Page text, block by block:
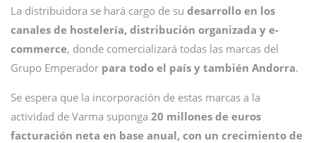
La distribuidora se hará cargo de su desarrollo en los
canales de hostelería, distribución organizada y e-
commerce, donde comercializará todas las marcas del
Grupo Emperador para todo el país y también Andorra.
Se espera que la incorporación de estas marcas a la
actividad de Varma suponga 20 millones de euros
facturación neta en base anual, con un crecimiento de